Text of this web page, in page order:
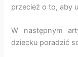
przecież o to, aby
W następnym
dziecku poradzić